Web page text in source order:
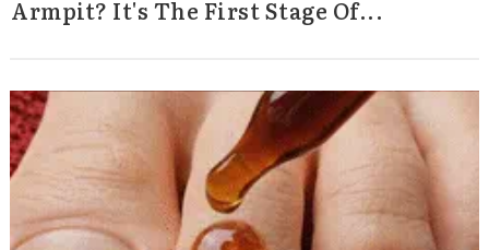
Armpit? It's The First Stage Of...